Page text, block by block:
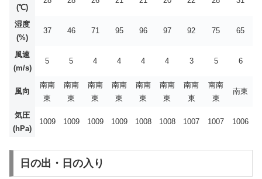
(℃)
湿度
(%)
37 46 71 95 96 97 92 75 65
風速
(m/s)
5 5 4 4 4 4 3 5 6
風向
南南
東
南南
東
南南
東
南南
東
南南
東
南南
東
南南
東
南南
東
南東
気圧
(hPa)
1009 1009 1009 1009 1008 1008 1007 1007 1006
日の出・日の入り